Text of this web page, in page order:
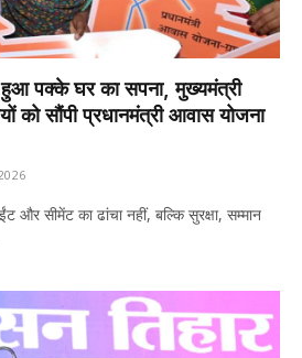
हुआ पक्के घर का सपना, मुख्यमंत्री
को सौंपी प्रधानमंत्री आवास योजना
और सीमेंट का ढांचा नहीं, बल्कि सुरक्षा, सम्मान